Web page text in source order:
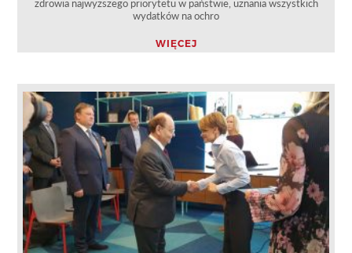
zdrowia najwyższego priorytetu w państwie, uznania wszystkich
wydatków na ochro
WIĘCEJ